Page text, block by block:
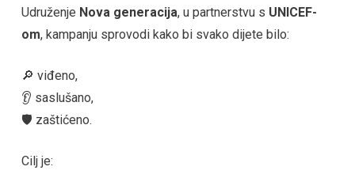
Udruženje Nova generacija, u partnerstvu s UNICEF-
om, kampanju sprovodi kako bi svako dijete bilo:
🔎 viđeno,
👂 saslušano,
🛡️ zaštićeno.
Cilj je: